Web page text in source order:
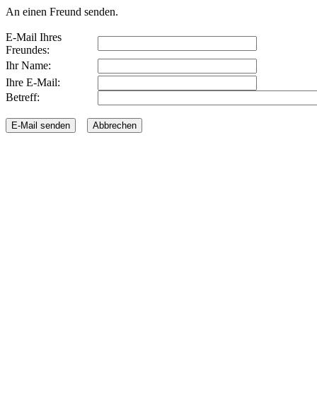
An einen Freund senden.
E-Mail Ihres
Freundes:
Ihr Name:
Ihre E-Mail:
Betreff: